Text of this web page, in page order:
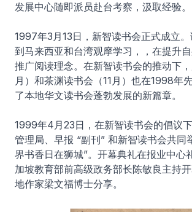
发展中心随即派员赴台考察，汲取经验。
1997年3月13日，新智读书会正式成立
到马来西亚和台湾观摩学习，，在提升
推广阅读理念。在新智读书会的推动下
月）和茶渊读书会（11月）也在1998年
了本地华文读书会蓬勃发展的新篇章。
1999年4月23日，在新智读书会的倡议
管理局、早报 “副刊” 和新智读书会共同
界书香日在狮城”。开幕典礼在报业中心
加坡教育部前高级政务部长陈敏良主持
地作家梁文福博士分享。